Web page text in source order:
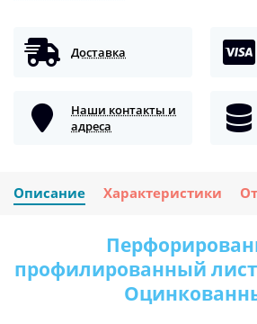
Доставка
Наши контакты и
адреса
Описание Характеристики
профилированный лист